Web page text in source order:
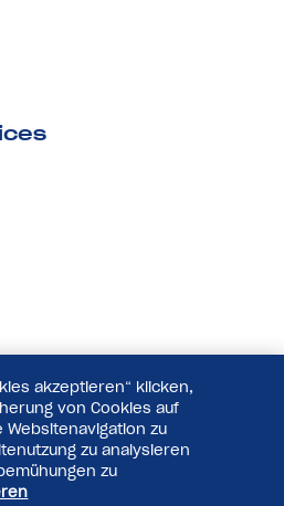
akzeptieren“ klicken,
von Cookies auf
Websitenavigation zu
zu analysieren
zu